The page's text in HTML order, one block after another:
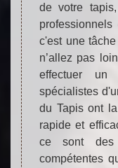
de votre
c'est une
n’allez pas
effectuer
spécialistes
du Tapis ont
rapide et
ce sont des
compétentes